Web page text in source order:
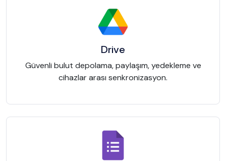
Drive
Güvenli bulut depolama, paylaşım, yedekleme ve
cihazlar arası senkronizasyon.